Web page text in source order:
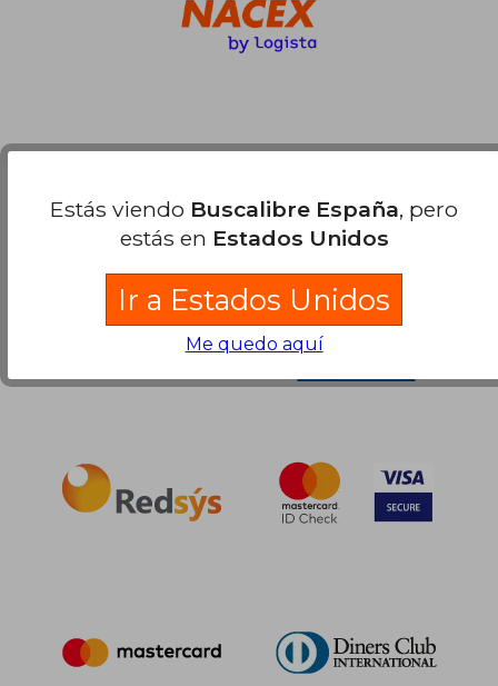
Compra Segura
Estás viendo Buscalibre España, pero
estás en Estados Unidos
Ir a Estados Unidos
Me quedo aquí